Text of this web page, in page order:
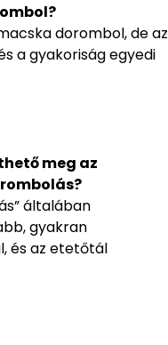
dorombol, de az
a gyakoriság egyedi
meg az
általában
gyakran
és az etetőtál